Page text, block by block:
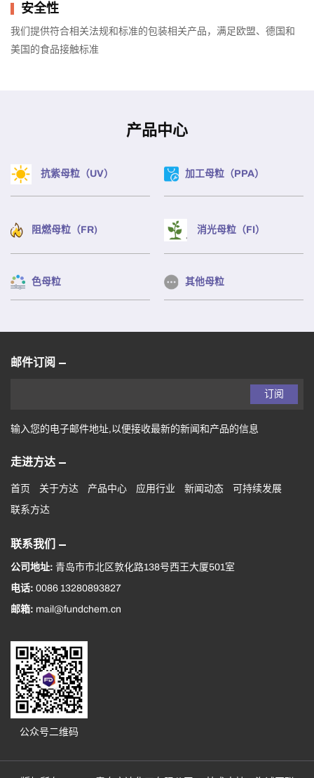
安全性
我们提供符合相关法规和标准的包装相关产品，满足欧盟、德国和
美国的食品接触标准
产品中心
抗紫母粒（UV） 加工母粒（PPA）
阻燃母粒（FR) 消光母粒（FI）
色母粒 其他母粒
邮件订阅
订阅
输入您的电子邮件地址,以便接收最新的新闻和产品的信息
走进方达
首页 关于方达 产品中心 应用行业 新闻动态
可持续发展
联系方达
联系我们
公司地址: 青岛市市北区敦化路138号西王大厦501室
电话: 0086 13280893827
邮箱: mail@fundchem.cn
公众号二维码